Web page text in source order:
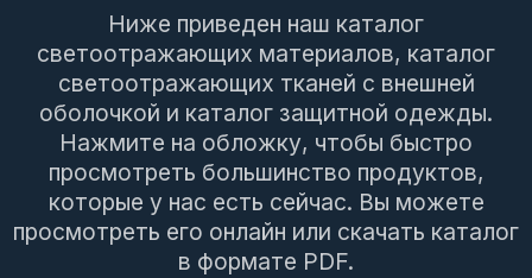
Ниже приведен наш каталог
светоотражающих материалов, каталог
светоотражающих тканей с внешней
оболочкой и каталог защитной одежды.
Нажмите на обложку, чтобы быстро
просмотреть большинство продуктов,
которые у нас есть сейчас. Вы можете
просмотреть его онлайн или скачать каталог
в формате PDF.